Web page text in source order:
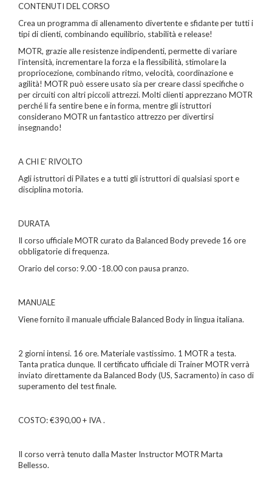
CONTENUTI DEL CORSO
Crea un programma di allenamento divertente e sfidante per tutti i
tipi di clienti, combinando equilibrio, stabilità e release!
MOTR, grazie alle resistenze indipendenti, permette di variare
l’intensità, incrementare la forza e la flessibilità, stimolare la
propriocezione, combinando ritmo, velocità, coordinazione e
agilità! MOTR può essere usato sia per creare classi specifiche o
per circuiti con altri piccoli attrezzi. Molti clienti apprezzano MOTR
perché li fa sentire bene e in forma, mentre gli istruttori
considerano MOTR un fantastico attrezzo per divertirsi
insegnando!
A CHI E’ RIVOLTO
Agli istruttori di Pilates e a tutti gli istruttori di qualsiasi sport e
disciplina motoria.
DURATA
Il corso ufficiale MOTR curato da Balanced Body prevede 16 ore
obbligatorie di frequenza.
Orario del corso: 9.00 -18.00 con pausa pranzo.
MANUALE
Viene fornito il manuale ufficiale Balanced Body in lingua italiana.
2 giorni intensi. 16 ore. Materiale vastissimo. 1 MOTR a testa.
Tanta pratica dunque. Il certificato ufficiale di Trainer MOTR verrà
inviato direttamente da Balanced Body (US, Sacramento) in caso di
superamento del test finale.
COSTO: €390,00 + IVA .
Il corso verrà tenuto dalla Master Instructor MOTR Marta
Bellesso.